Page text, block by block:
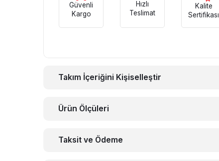
Güvenli
Kargo
Hızlı
Teslimat
Kalite
Sertifikası
Takım İçeriğini Kişiselleştir
Ürün Ölçüleri
Taksit ve Ödeme